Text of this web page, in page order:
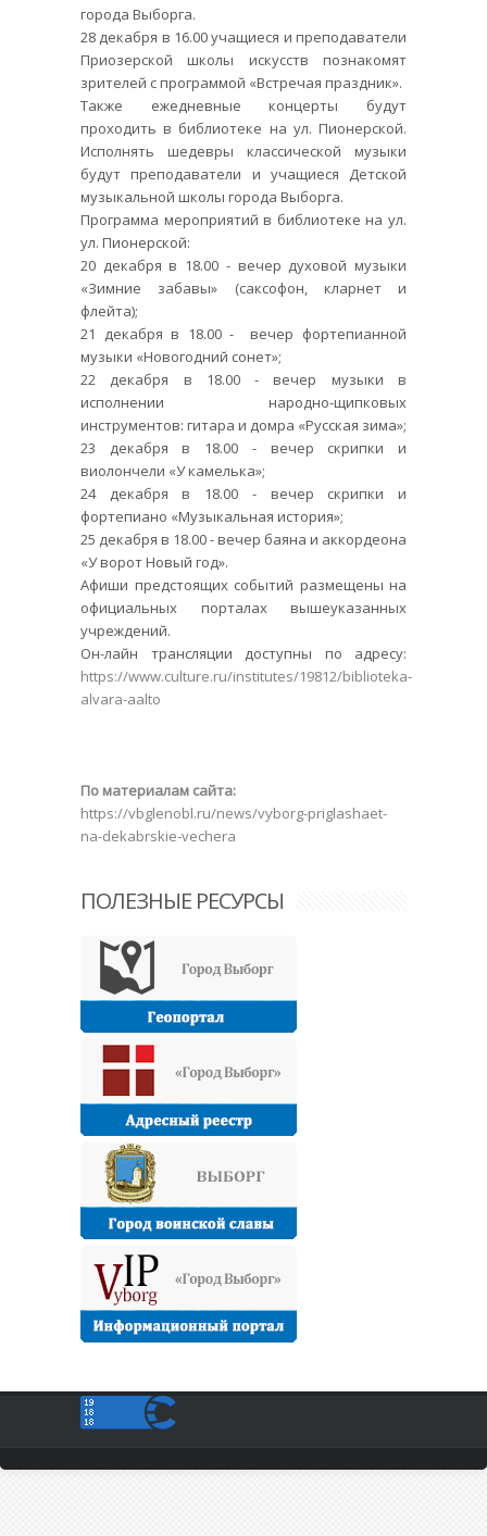
города Выборга.
28 декабря в 16.00 учащиеся и преподаватели
Приозерской школы искусств познакомят
зрителей с программой «Встречая праздник».
Также ежедневные концерты будут
проходить в библиотеке на ул. Пионерской.
Исполнять шедевры классической музыки
будут преподаватели и учащиеся Детской
музыкальной школы города Выборга.
Программа мероприятий в библиотеке на ул.
ул. Пионерской:
20 декабря в 18.00 - вечер духовой музыки
«Зимние забавы» (саксофон, кларнет и
флейта);
21 декабря в 18.00 - вечер фортепианной
музыки «Новогодний сонет»;
22 декабря в 18.00 - вечер музыки в
исполнении народно-щипковых
инструментов: гитара и домра «Русская зима»;
23 декабря в 18.00 - вечер скрипки и
виолончели «У камелька»;
24 декабря в 18.00 - вечер скрипки и
фортепиано «Музыкальная история»;
25 декабря в 18.00 - вечер баяна и аккордеона
«У ворот Новый год».
Афиши предстоящих событий размещены на
официальных порталах вышеуказанных
учреждений.
Он-лайн трансляции доступны по адресу:
https://www.culture.ru/institutes/19812/biblioteka-
alvara-aalto
По материалам сайта:
https://vbglenobl.ru/news/vyborg-priglashaet-
na-dekabrskie-vechera
ПОЛЕЗНЫЕ РЕСУРСЫ